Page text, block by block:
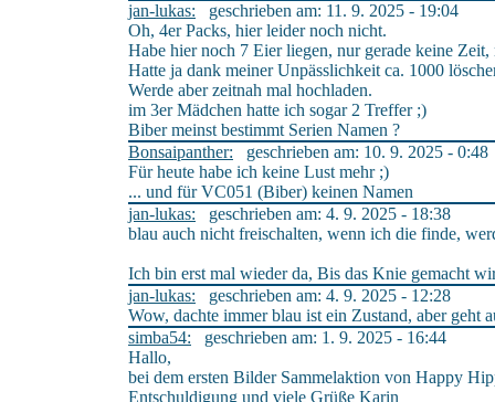
jan-lukas: geschrieben am: 11. 9. 2025 - 19:04
Oh, 4er Packs, hier leider noch nicht.
Habe hier noch 7 Eier liegen, nur gerade keine
Hatte ja dank meiner Unpässlichkeit ca. 1000
Werde aber zeitnah mal hochladen.
im 3er Mädchen hatte ich sogar 2 Treffer ;)
Biber meinst bestimmt Serien Namen ?
Bonsaipanther: geschrieben am: 10. 9. 2025 - 0:48
Für heute habe ich keine Lust mehr ;)
... und für VC051 (Biber) keinen Namen
jan-lukas: geschrieben am: 4. 9. 2025 - 18:38
blau auch nicht freischalten, wenn ich die finde,
Ich bin erst mal wieder da, Bis das Knie gemacht
jan-lukas: geschrieben am: 4. 9. 2025 - 12:28
Wow, dachte immer blau ist ein Zustand, aber geht
simba54: geschrieben am: 1. 9. 2025 - 16:44
Hallo,
bei dem ersten Bilder Sammelaktion von Happy
Entschuldigung und viele Grüße Karin